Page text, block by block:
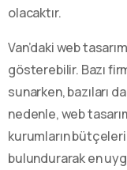
olacaktır.
Van’daki web
gösterebilir. Bazı
sunarken, bazıları
nedenle, web
kurumların
bulundurarak en